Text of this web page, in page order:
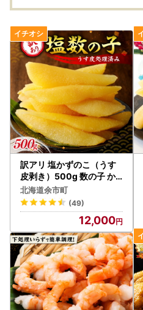
訳アリ 塩かずのこ（うす
皮剥き）500g 数の子 か
ずのこ にしん 海鮮 おせち
お正月 高級 魚卵_Y126-0
013
北海道余市町
(49)
12,000